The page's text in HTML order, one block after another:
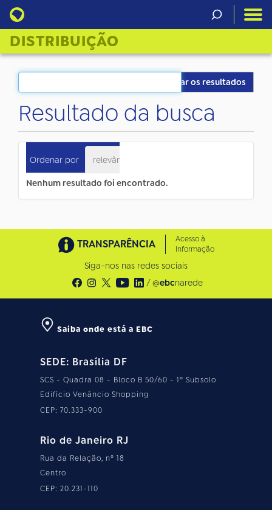
DISTRIBUIÇÃO
Filtrar os resultados
Resultado da busca
Ordenar por relevância
Nenhum resultado foi encontrado.
TRANSPARÊNCIA
Acesso à
Informação
Siga-nos nas redes sociais
/ @ebcnarede
Saiba onde está a EBC
SEDE: Brasília DF
SCS - Quadra 08 - Bloco B 50/60 - 1º Subsolo
Edifício Venâncio Shopping
CEP: 70.333-900
Rio de Janeiro RJ
Rua da Relação, nº 18
Centro
CEP: 20.231-110